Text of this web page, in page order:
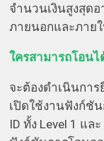
จำนวนเงินสูงสุด
ภายนอกและภาย
ใครสามารถโอนไ
จะต้องดำเนินการ
เปิดใช้งานฟังก์ชั
ID ทั้ง Level 1 แล